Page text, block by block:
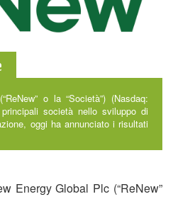
o la “Società”) (Nasdaq:
società nello sviluppo di
oggi ha annunciato i risultati
Energy Global Plc (“ReNew”